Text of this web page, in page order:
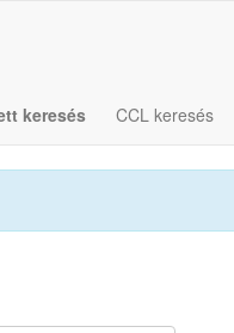
keresés CCL keresés